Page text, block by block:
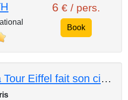
6 € / pers.
Book
La Tour Eiffel fait son cinéma